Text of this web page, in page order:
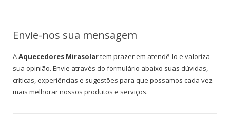
Envie-nos sua mensagem
AAquecedores Mirasolartem prazer em atendê-lo e valoriza
sua opinião. Envie através do formulário abaixo suas dúvidas,
críticas, experiências e sugestões para que possamos cada vez
mais melhorar nossos produtos e serviços.